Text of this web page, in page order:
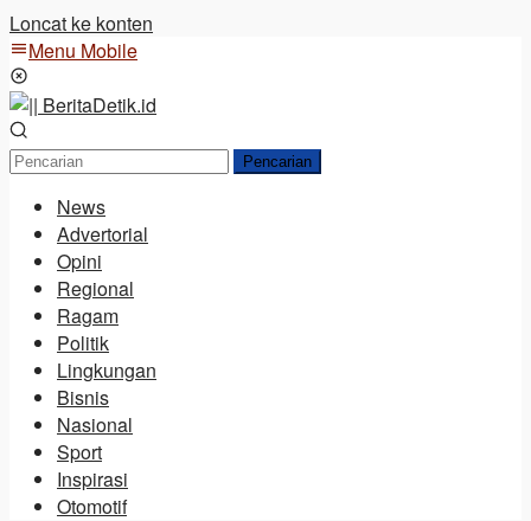
Loncat ke konten
Menu Mobile
Pencarian
News
Advertorial
Opini
Regional
Ragam
Politik
Lingkungan
Bisnis
Nasional
Sport
Inspirasi
Otomotif